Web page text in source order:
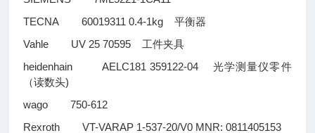
TECNA 60019311 0.4-1kg平衡器
Vahle UV 25 70595 工件夹具
heidenhain AELC181 359122-04 光学测量仪零件
（读数头)
wago 750-612
Rexroth VT-VARAP 1-537-20/V0 MNR: 0811405153